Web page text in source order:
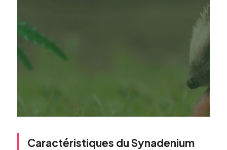
Caractéristiques du Synadenium